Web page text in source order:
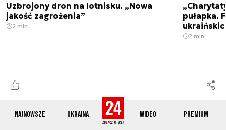
Najnowsze Ukraina Wideo Premium
Uzbrojony dron na lotnisku. „Nowa
jakość zagrożenia”
2 min.
pułapka.
2 min.